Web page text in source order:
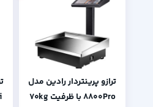
ترازو پرینتردار رادین مدل
۸۸۰۰Pro با ظرفیت ۷۰kg